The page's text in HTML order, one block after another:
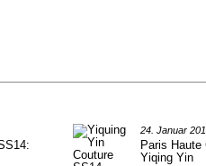
24. Januar
Paris Haute
Yiqing Yin